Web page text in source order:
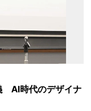
AI時代のデザイナ